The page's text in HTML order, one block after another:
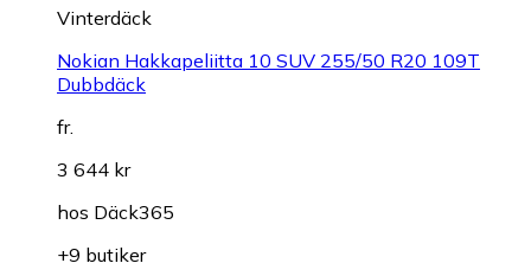
Vinterdäck
Nokian Hakkapeliitta 10 SUV 255/50 R20 109T
Dubbdäck
fr.
3 644 kr
hos Däck365
+9 butiker